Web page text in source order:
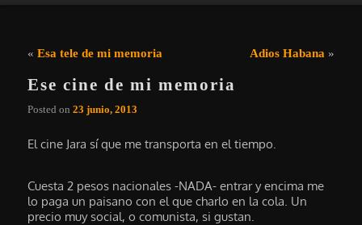
Navegación de entradas
«Esa tele de mi memoria Adios Habana »
Ese cine de mi memoria
Posted on23 junio, 2013
El cine Jara sí que me transporta en el tiempo.
Cuesta 2 pesos nacionales -NADA- entrar y encima me
lo paga un paisano con el que charlo en la cola. Un
precio muy social, o comunista, si gustan.